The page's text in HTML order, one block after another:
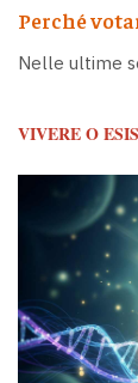
Perché
Nelle ultime
VIVERE O